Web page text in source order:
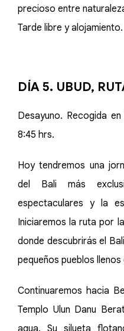
precioso entre
Tarde libre y alojamiento.
DÍA 5. UBUD,
Desayuno. Recogida
8:45 hrs.
Hoy tendremos una
del Bali más
espectaculares y la
Iniciaremos la ruta por
donde descubrirás el
pequeños pueblos llenos
Continuaremos hacia
Templo Ulun Danu
agua. Su silueta